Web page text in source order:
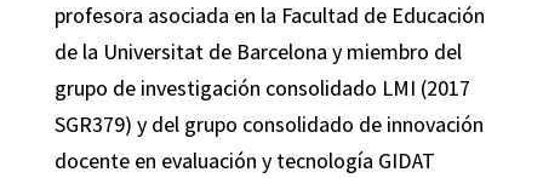
profesora asociada en la Facultad de Educación
de la Universitat de Barcelona y miembro del
grupo de investigación consolidado LMI (2017
SGR379) y del grupo consolidado de innovación
docente en evaluación y tecnología GIDAT